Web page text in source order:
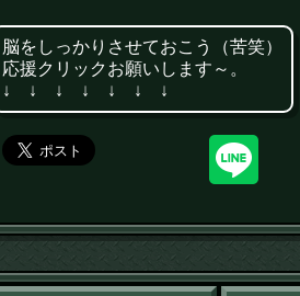
脳をしっかりさせておこう（苦笑）
応援クリックお願いします～。
↓ ↓ ↓ ↓ ↓ ↓ ↓